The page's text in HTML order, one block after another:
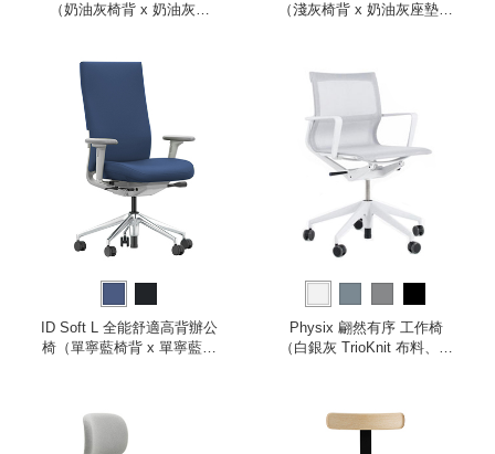
（奶油灰椅背 x 奶油灰座
（淺灰椅背 x 奶油灰座墊、
ID Soft L 全能舒適高背辦公
椅（單寧藍椅背 x 單寧藍座
Physix 翩然有序 工作椅
（白銀灰 TrioKnit 布料、灰